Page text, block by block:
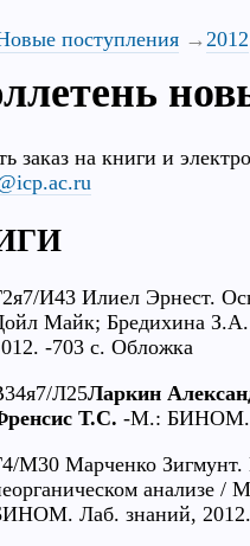
поступления 2012
заказ на книги и
И43 Илиел Эрнест.
Майк; Бредихина
-703 с. Обложка
Л25Ларкин
Т.С. -М.: БИНОМ.
М30 Марченко Зигмунт.
анализе
Лаб. знаний,